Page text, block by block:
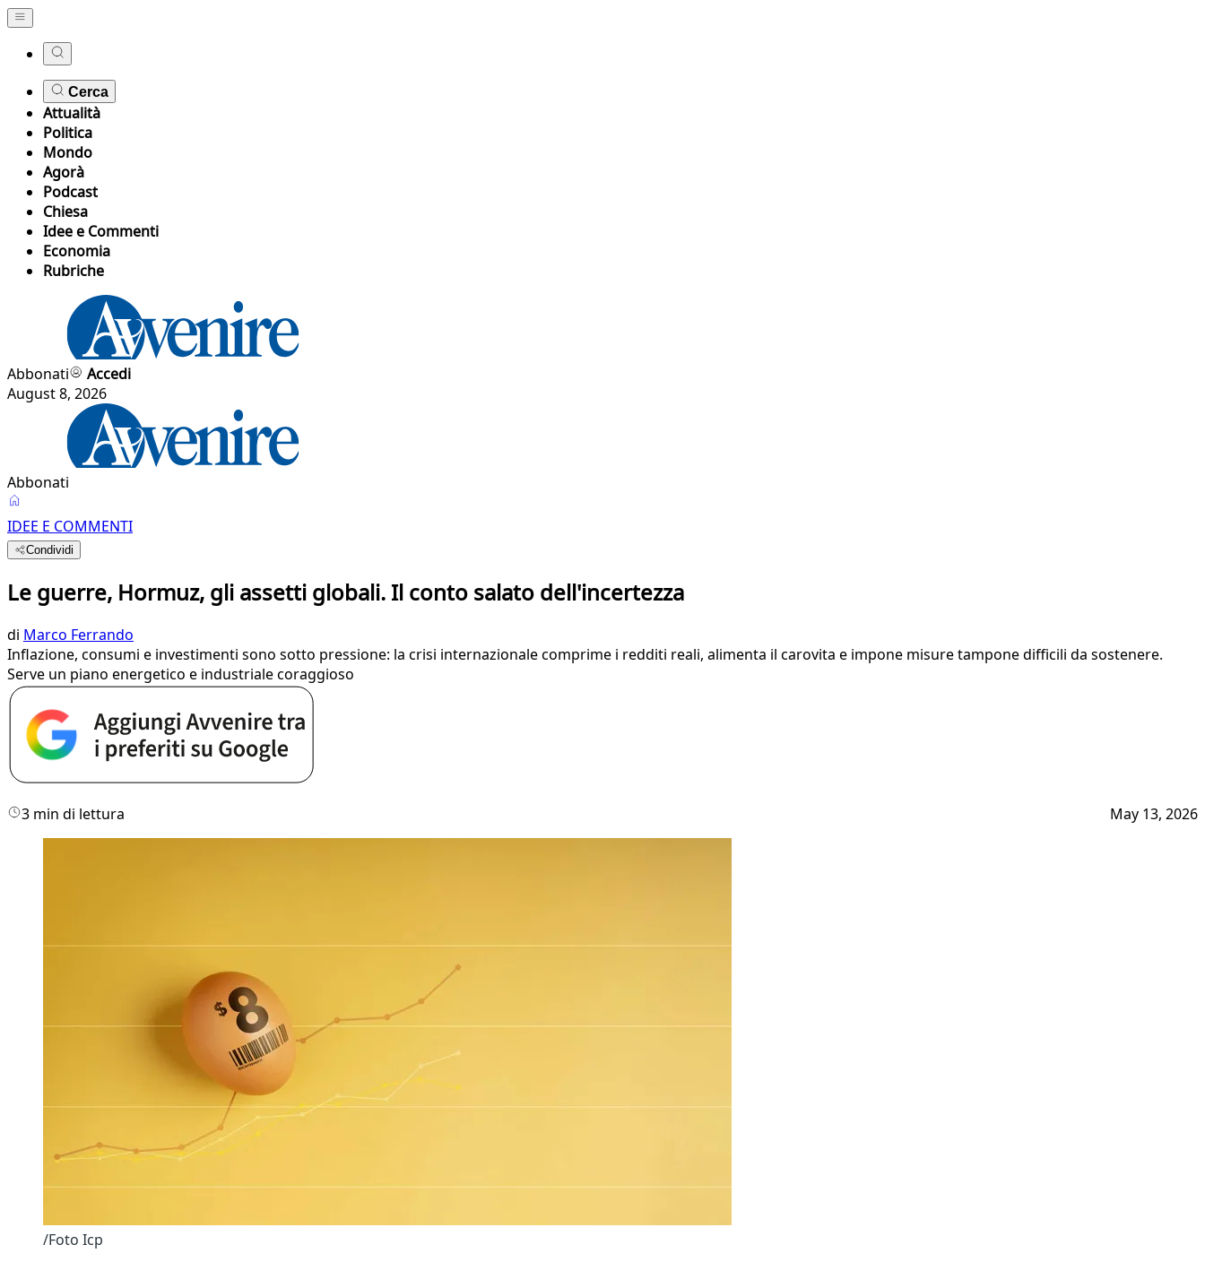
Cerca
Attualità
Politica
Mondo
Agorà
Podcast
Chiesa
Idee e Commenti
Economia
Rubriche
Abbonati
Accedi
August 8, 2026
Abbonati
IDEE E COMMENTI
Condividi
Le guerre, Hormuz, gli assetti globali. Il conto salato dell'incertezza
di Marco Ferrando
Inflazione, consumi e investimenti sono sotto pressione: la crisi internazionale comprime i redditi reali, alimenta il carovita e impone misure tampone difficili da sostenere.
Serve un piano energetico e industriale coraggioso
3 min di lettura May 13, 2026
/Foto Icp